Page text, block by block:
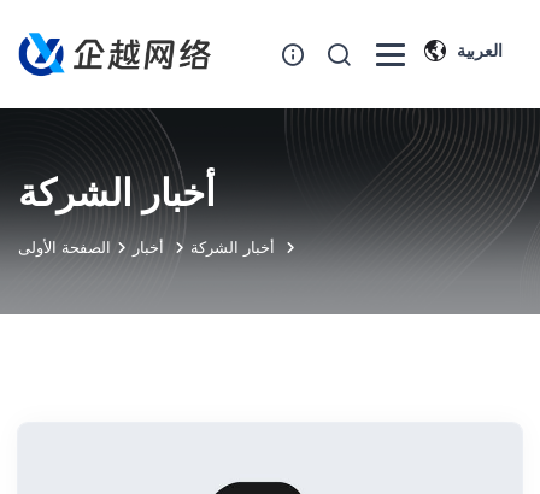
العربية
أخبار الشركة
الصفحة الأولى أخبار أخبار الشركة